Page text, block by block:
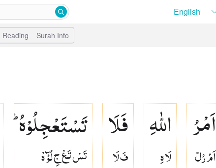
Reading Surah Info
اَمْرُ
اَمْ رُلّ
اللّٰهِ
لَا هِ
فَلَا
فَ لَا
تَسْتَعْجِلُوْهُ ؕ
تَسْ تَعْ جِ لُوْٓ هْ